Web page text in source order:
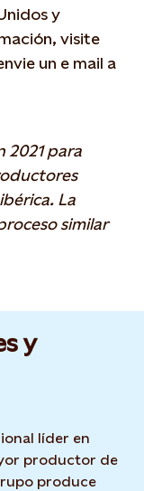
y
visite
un e mail a
2021 para
La
similar
y
líder en
productor de
produce